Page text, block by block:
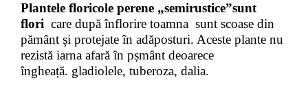
Plantele floricole perene „semirustice”sunt
flori care după înflorire toamna sunt scoase din
pământ şi protejate în adăposturi. Aceste plante nu
rezistă iarna afară în pșmânt deoarece
îngheață. gladiolele, tuberoza, dalia.